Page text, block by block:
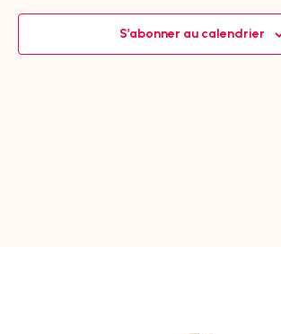
S’abonner au calendrier